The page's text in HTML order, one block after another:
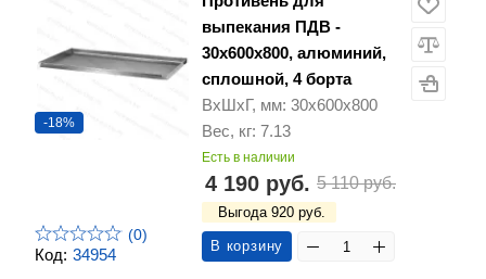
Код: 34954
-18%
(0)
выпекания ПДВ -
30х600х800, алюминий,
сплошной, 4 борта
ВхШхГ, мм: 30х600х800
Вес, кг: 7.13
Есть в наличии
4 190 руб. 5 110 руб.
Выгода 920 руб.
В корзину